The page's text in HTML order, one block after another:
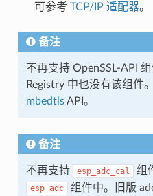
可参考 TCP/IP 适配器。
备注
不再支持 OpenSSL-API
Registry 中也没有该组件
mbedtlsAPI。
备注
不再支持 esp_adc_cal 组
esp_adc 组件中。旧版